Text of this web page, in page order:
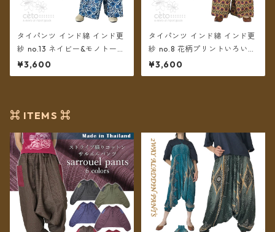
タイパンツ インド綿 インド更
紗 no.13 ネイビー&モノトーン
フラワープリント 3タイプ全4
カラー ロング丈【メール便送
¥3,600
タイパンツ インド綿 インド更
紗 no.8 花柄プリントいろいろ
7タイプ ロング丈【メール便送
料無料】
¥3,600
⌘ ITEMS ⌘